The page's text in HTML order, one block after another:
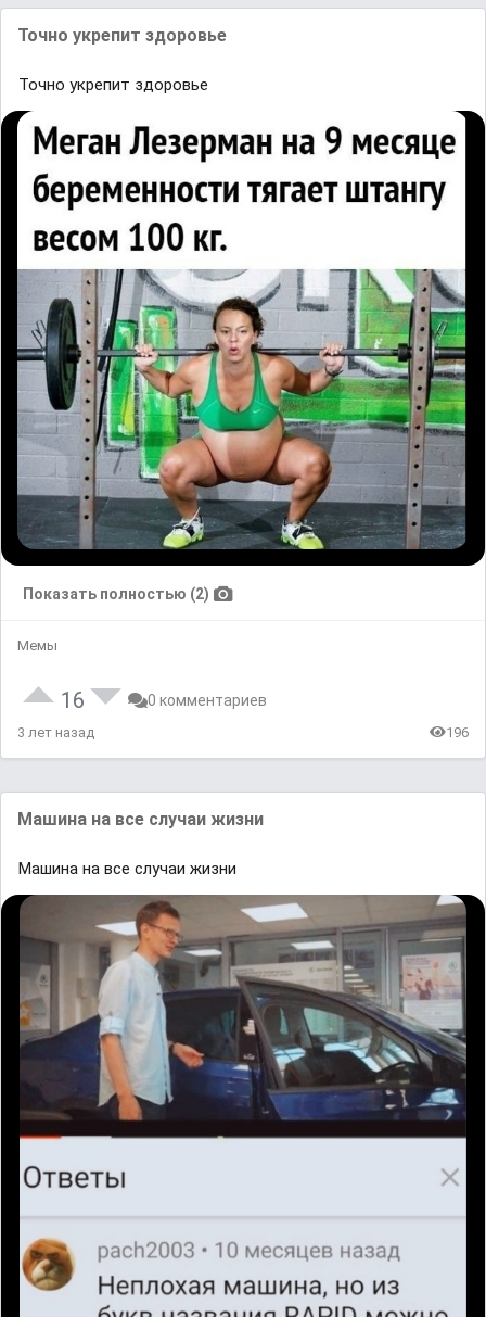
Точно укрепит здоровье
Точно укрепит здоровье
Показать полностью (2)
Мемы
16 0 комментариев
3 лет назад 196
Машина на все случаи жизни
Машина на все случаи жизни